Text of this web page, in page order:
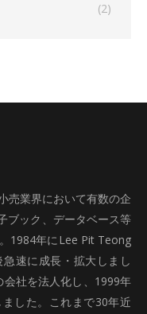
(2)
売業界において有数の企
ブック、データベース等
1984年にLee Pit Teong
速に成長・拡大しまし
社を法人化し、1999年
した。これまで30年近